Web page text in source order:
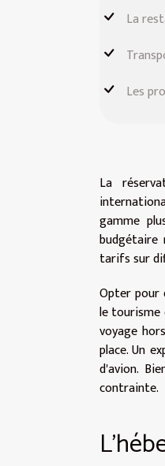
La
Les
La
gamme
budgétaire
tarifs sur
Opter pour
le tourisme
voyage
place. Un
d'avion.
contrainte.